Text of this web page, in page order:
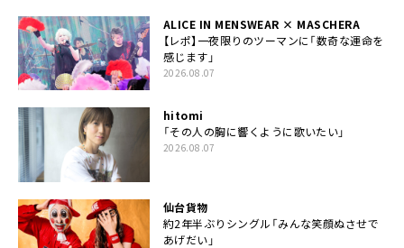
ALICE IN MENSWEAR × MASCHERA
【レポ】一夜限りのツーマンに「数奇な運命を
感じます」
2026.08.07
hitomi
「その人の胸に響くように歌いたい」
2026.08.07
仙台貨物
約2年半ぶりシングル「みんな笑顔ぬさせで
あげだい」